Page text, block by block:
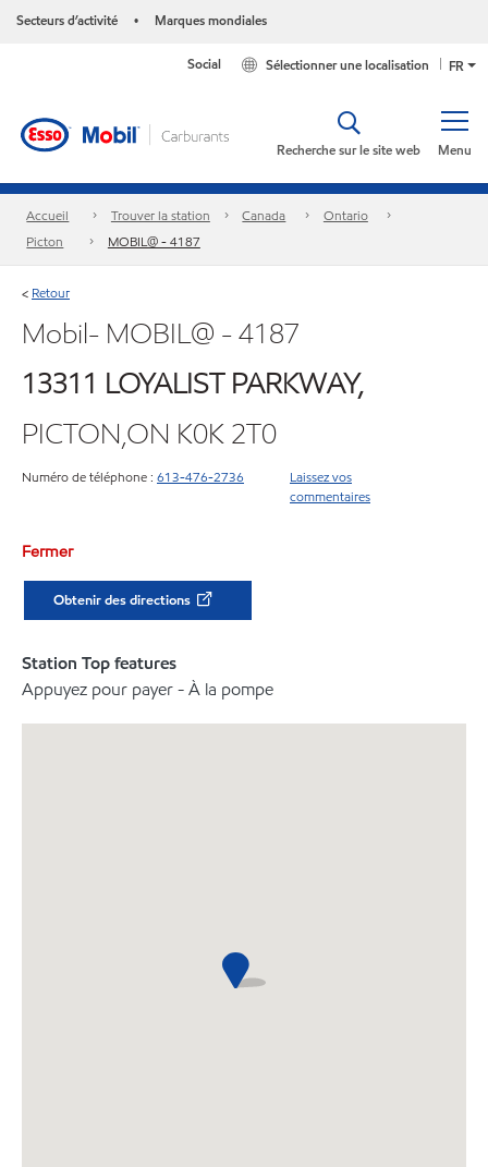
Secteurs d’activité • Marques mondiales
FR
Sélectionner une localisation
Social
Menu
Recherche sur le site web
Accueil Trouver la station Canada
Ontario
Picton
MOBIL@ - 4187
< Retour
Mobil- MOBIL@ - 4187
13311 LOYALIST PARKWAY,
PICTON,ON K0K 2T0
Numéro de téléphone : 613-476-2736
Laissez vos
commentaires
Fermer
Obtenir des directions
Station Top features
Appuyez pour payer - À la pompe